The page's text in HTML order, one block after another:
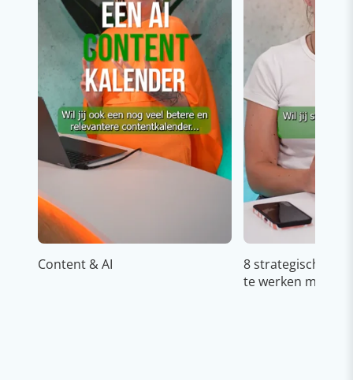
Content & AI
8 strategische
te werken met